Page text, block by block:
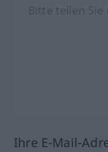
Ihre E-Mail-